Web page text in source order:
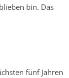
bin. Das
fünf Jahren